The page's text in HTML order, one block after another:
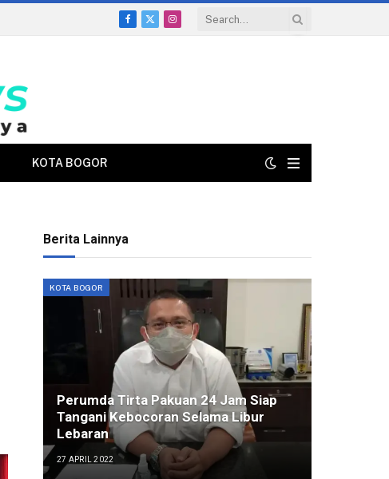
Facebook
X
Instagram
KOTA BOGOR
Berita Lainnya
KOTA BOGOR
Perumda Tirta Pakuan 24 Jam Siap
Tangani Kebocoran Selama Libur
Lebaran
27 APRIL 2022